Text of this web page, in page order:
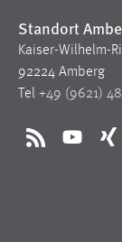
Standort
Kaiser-Wilhelm-
92224 Amberg
Tel +49 (9621)
RSS YouTube
Zweck:
Cookie